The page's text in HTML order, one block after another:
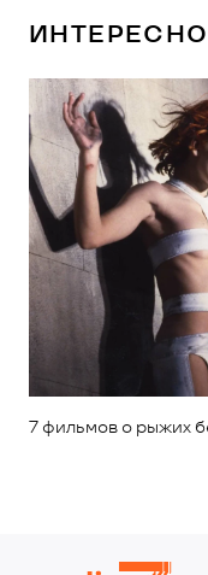
7 фильмов о рыжих